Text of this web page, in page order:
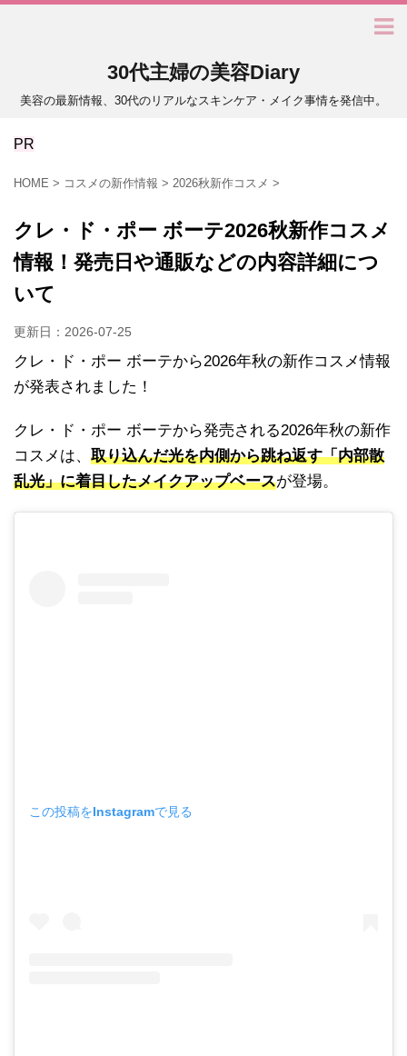
30代主婦の美容Diary
美容の最新情報、30代のリアルなスキンケア・メイク事情を発信中。
PR
HOME > コスメの新作情報 > 2026秋新作コスメ >
クレ・ド・ポー ボーテ2026秋新作コスメ
情報！発売日や通販などの内容詳細につ
いて
更新日： 2026-07-25
クレ・ド・ポー ボーテから2026年秋の新作コスメ情報
が発表されました！
クレ・ド・ポー ボーテから発売される2026年秋の新作
コスメは、 取り込んだ光を内側から跳ね返す「内部散
乱光」に着目したメイクアップベースが登場。
この投稿をInstagramで見る